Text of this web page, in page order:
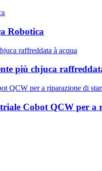
Robotica
più chjuca
Cobot QCW per a